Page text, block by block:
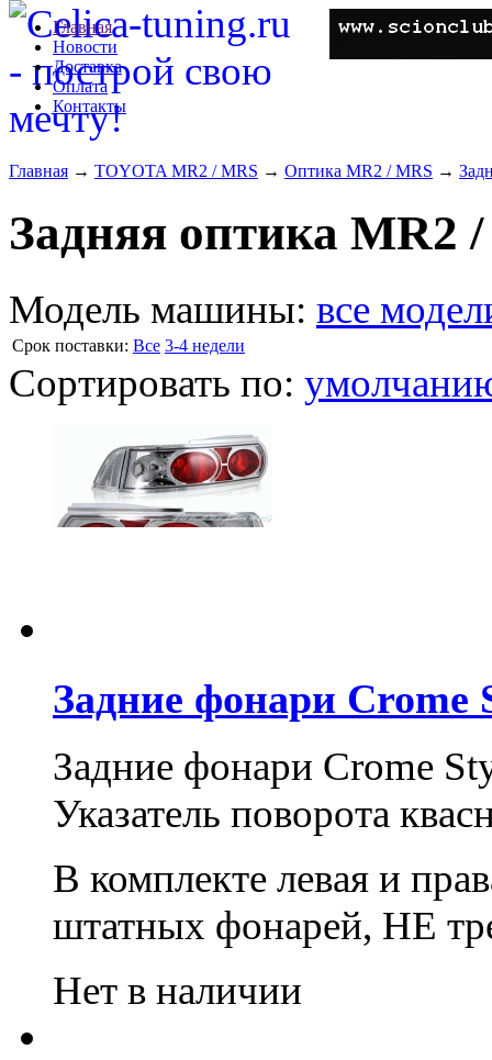
Главная
Новости
Доставка
Оплата
Контакты
Главная → TOYOTA MR2 / MRS → Оптика MR2 / MRS →
Задняя оптика MR2
Модель машины: все
Cрок поставки: Все 3-4 недели
Сортировать по:
Задние фонари Crome
Задние фонари Crome
Указатель поворота
В комплекте левая и
штатных фонарей, НЕ
Нет в наличии